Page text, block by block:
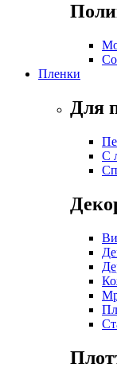
Пленки
Для
С